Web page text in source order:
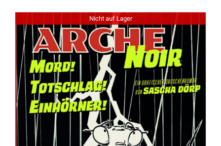
Nicht auf Lager